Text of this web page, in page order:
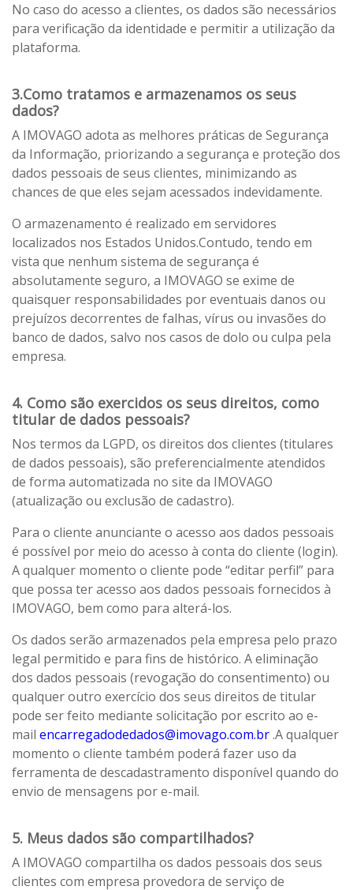
No caso do acesso a clientes, os dados são necessários
para verificação da identidade e permitir a utilização da
plataforma.
3.Como tratamos e armazenamos os seus
dados?
A IMOVAGO adota as melhores práticas de Segurança
da Informação, priorizando a segurança e proteção dos
dados pessoais de seus clientes, minimizando as
chances de que eles sejam acessados indevidamente.
O armazenamento é realizado em servidores
localizados nos Estados Unidos.Contudo, tendo em
vista que nenhum sistema de segurança é
absolutamente seguro, a IMOVAGO se exime de
quaisquer responsabilidades por eventuais danos ou
prejuízos decorrentes de falhas, vírus ou invasões do
banco de dados, salvo nos casos de dolo ou culpa pela
empresa.
4. Como são exercidos os seus direitos, como
titular de dados pessoais?
Nos termos da LGPD, os direitos dos clientes (titulares
de dados pessoais), são preferencialmente atendidos
de forma automatizada no site da IMOVAGO
(atualização ou exclusão de cadastro).
Para o cliente anunciante o acesso aos dados pessoais
é possível por meio do acesso à conta do cliente (login).
A qualquer momento o cliente pode “editar perfil” para
que possa ter acesso aos dados pessoais fornecidos à
IMOVAGO, bem como para alterá-los.
Os dados serão armazenados pela empresa pelo prazo
legal permitido e para fins de histórico. A eliminação
dos dados pessoais (revogação do consentimento) ou
qualquer outro exercício dos seus direitos de titular
pode ser feito mediante solicitação por escrito ao e-
mail encarregadodedados@imovago.com.br.A qualquer
momento o cliente também poderá fazer uso da
ferramenta de descadastramento disponível quando do
envio de mensagens por e-mail.
5. Meus dados são compartilhados?
A IMOVAGO compartilha os dados pessoais dos seus
clientes com empresa provedora de serviço de